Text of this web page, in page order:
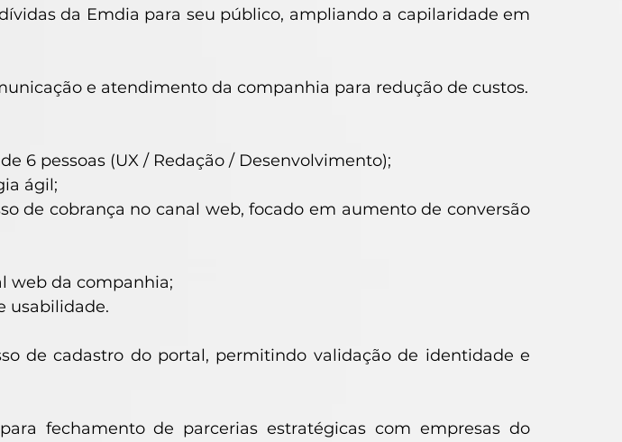
da Emdia para seu público, ampliando a capilaridade em
e atendimento da companhia para redução de custos.
6 pessoas (UX / Redação / Desenvolvimento);
ágil;
de cobrança no canal web, focado em aumento de conversão
web da companhia;
usabilidade.
de cadastro do portal, permitindo validação de identidade e
fechamento de parcerias estratégicas com empresas do